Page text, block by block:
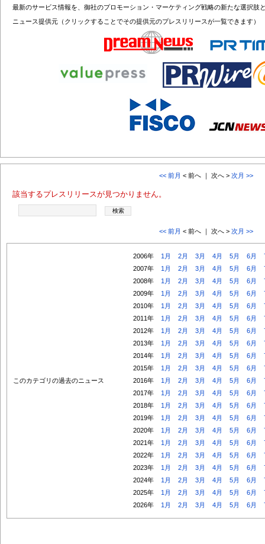
最新のサービス情報を、御社のプロモーション・マーケティング戦略の新たな選択肢
ニュース提供元（クリックすることでその提供元のプレスリリースが一覧できます）
<< 前月 < 前へ ｜ 次へ > 次月 >>
該当するプレスリリースが見つかりません。
<< 前月 < 前へ ｜ 次へ > 次月 >>
このカテゴリの過去のニュース
2006年 1月 2月 3月 4月 5月 6月
2007年
1月 2月 3月 4月 5月 6月
2008年
1月 2月 3月 4月 5月 6月
2009年
1月 2月 3月 4月 5月 6月
2010年
1月 2月 3月 4月 5月 6月
2011年
1月 2月 3月 4月 5月 6月
2012年
1月 2月 3月 4月 5月 6月
2013年
1月 2月 3月 4月 5月 6月
2014年
1月 2月 3月 4月 5月 6月
2015年
1月 2月 3月 4月 5月 6月
2016年
1月 2月 3月 4月 5月 6月
2017年
1月 2月 3月 4月 5月 6月
2018年
1月 2月 3月 4月 5月 6月
2019年
1月 2月 3月 4月 5月 6月
2020年
1月 2月 3月 4月 5月 6月
2021年
1月 2月 3月 4月 5月 6月
2022年
1月 2月 3月 4月 5月 6月
2023年
1月 2月 3月 4月 5月 6月
2024年
1月 2月 3月 4月 5月 6月
2025年
1月 2月 3月 4月 5月 6月
2026年
1月 2月 3月 4月 5月 6月